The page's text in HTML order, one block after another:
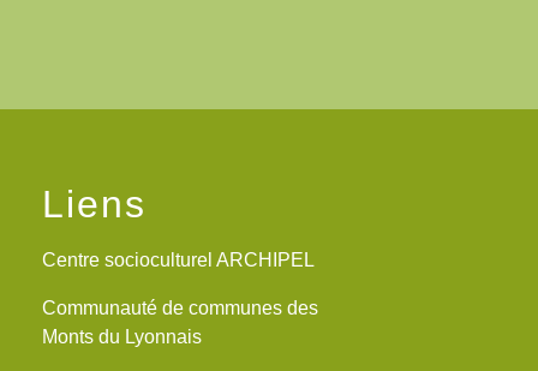
Liens
Centre socioculturel ARCHIPEL
Communauté de communes des
Monts du Lyonnais